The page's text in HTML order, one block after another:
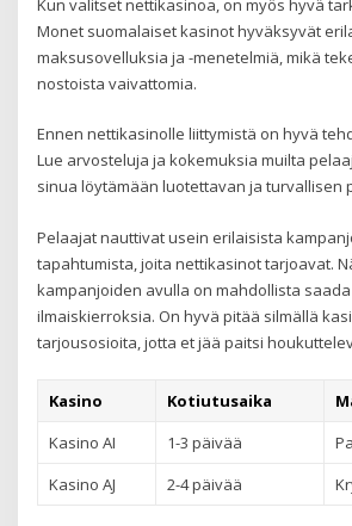
Kun valitset nettikasinoa, on myös hyvä
Monet suomalaiset kasinot hyväksyvät
maksusovelluksia ja -menetelmiä, mikä
nostoista vaivattomia.
Ennen nettikasinolle liittymistä on hyvä
Lue arvosteluja ja kokemuksia muilta
sinua löytämään luotettavan ja turvallisen
Pelaajat nauttivat usein erilaisista
tapahtumista, joita nettikasinot tarjoavat.
kampanjoiden avulla on mahdollista
ilmaiskierroksia. On hyvä pitää silmällä
tarjousosioita, jotta et jää paitsi
Kasino Kotiutusaika
Kasino AI
1-3 päivää
Kasino AJ
2-4 päivää